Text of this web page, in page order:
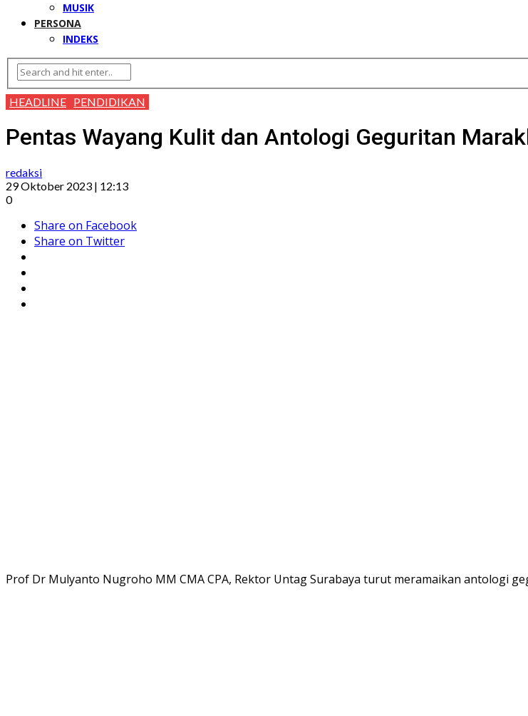
MUSIK
PERSONA
INDEKS
HEADLINE PENDIDIKAN
Pentas Wayang Kulit dan Antologi Geguritan
redaksi
29 Oktober 2023 | 12:13
0
Share on Facebook
Share on Twitter
Prof Dr Mulyanto Nugroho MM CMA CPA, Rektor Untag Surabaya turut meramaikan antologi